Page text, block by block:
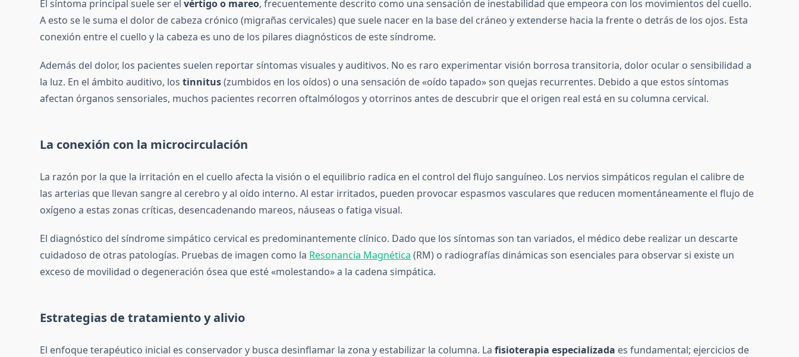
El síntoma principal suele ser elvértigo o mareo, frecuentemente descrito como una sensación de inestabilidad que empeora con los movimientos del cuello.
A esto se le suma el dolor de cabeza crónico (migrañas cervicales) que suele nacer en la base del cráneo y extenderse hacia la frente o detrás de los ojos. Esta
conexión entre el cuello y la cabeza es uno de los pilares diagnósticos de este síndrome.
Además del dolor, los pacientes suelen reportar síntomas visuales y auditivos. No es raro experimentar visión borrosa transitoria, dolor ocular o sensibilidad a
la luz. En el ámbito auditivo, lostinnitus(zumbidos en los oídos) o una sensación de «oído tapado» son quejas recurrentes. Debido a que estos síntomas
afectan órganos sensoriales, muchos pacientes recorren oftalmólogos y otorrinos antes de descubrir que el origen real está en su columna cervical.
La conexión con la microcirculación
La razón por la que la irritación en el cuello afecta la visión o el equilibrio radica en el control del flujo sanguíneo. Los nervios simpáticos regulan el calibre de
las arterias que llevan sangre al cerebro y al oído interno. Al estar irritados, pueden provocar espasmos vasculares que reducen momentáneamente el flujo de
oxígeno a estas zonas críticas, desencadenando mareos, náuseas o fatiga visual.
El diagnóstico del síndrome simpático cervical es predominantemente clínico. Dado que los síntomas son tan variados, el médico debe realizar un descarte
cuidadoso de otras patologías. Pruebas de imagen como la Resonancia Magnética (RM) o radiografías dinámicas son esenciales para observar si existe un
exceso de movilidad o degeneración ósea que esté «molestando» a la cadena simpática.
Estrategias de tratamiento y alivio
El enfoque terapéutico inicial es conservador y busca desinflamar la zona y estabilizar la columna. Lafisioterapia especializada es fundamental; ejercicios de